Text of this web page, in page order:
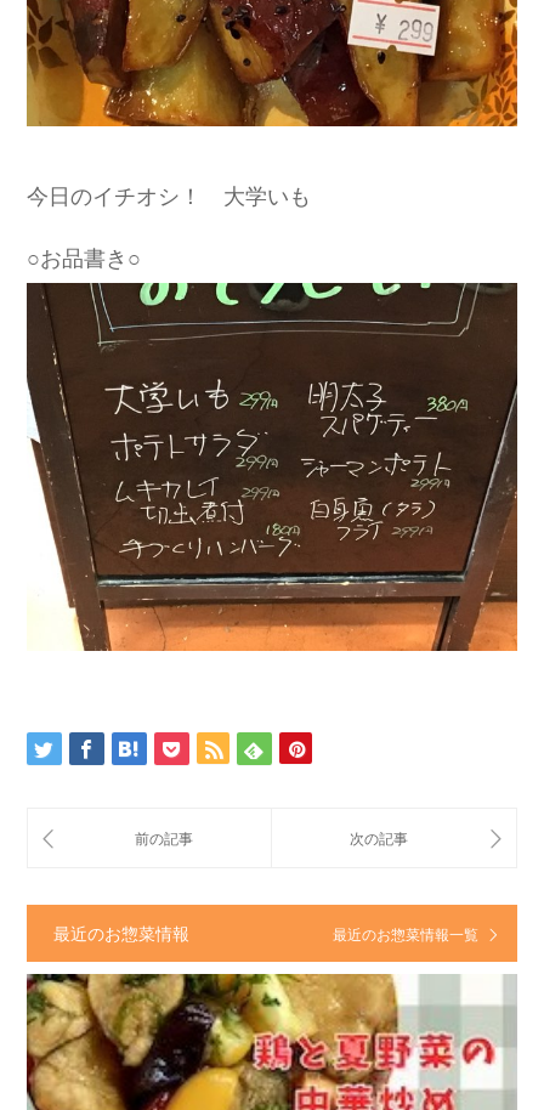
今日のイチオシ！ 大学いも
○お品書き○
最近のお惣菜情報 最近のお惣菜情報一覧